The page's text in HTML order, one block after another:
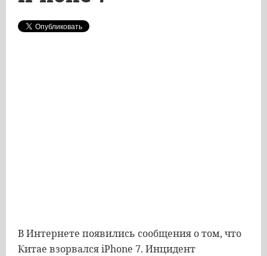
В Интернете появились сообщения о том, что
Китае взорвался iPhone 7. Инцидент